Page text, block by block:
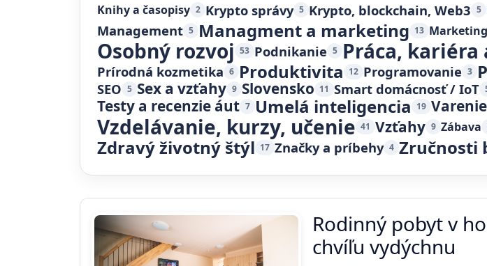
Knihy a časopisy 2 Krypto správy 5 Krypto, blockchain, Web3 5
Management 5 Managment a marketing 13 Marketing
Osobný rozvoj 53 Podnikanie 5 Práca,
Prírodná kozmetika 6 Produktivita 12 Programovanie 3
SEO 5 Sex a vzťahy 9 Slovensko 11 Smart domácnosť / IoT
Testy a recenzie áut 7 Umelá inteligencia 19 Varenie
Vzdelávanie, kurzy, učenie 41 Vzťahy 9 Zábava
Zdravý životný štýl 17 Značky a príbehy 4 Zručnosti
Rodinný pobyt v
chvíľu vydýchnu